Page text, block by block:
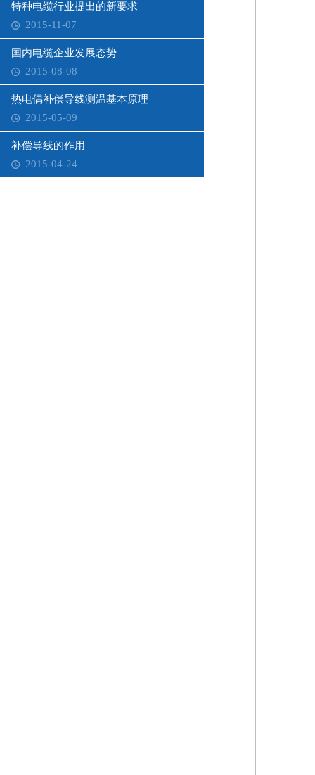
特种电缆行业提出的新要求
2015-11-07
国内电缆企业发展态势
2015-08-08
热电偶补偿导线测温基本原理
2015-05-09
补偿导线的作用
2015-04-24